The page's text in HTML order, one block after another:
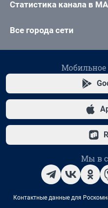
Статистика канала в
Все города сети
Мы в
Контактные данные для